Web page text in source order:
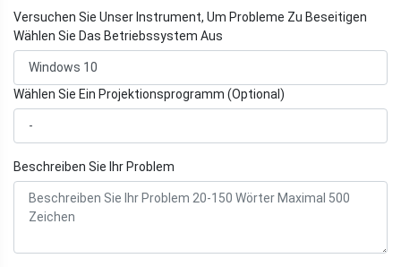
Versuchen Sie Unser Instrument, Um Probleme Zu Beseitigen
Wählen Sie Das Betriebssystem Aus
Wählen Sie Ein Projektionsprogramm (Optional)
Beschreiben Sie Ihr Problem